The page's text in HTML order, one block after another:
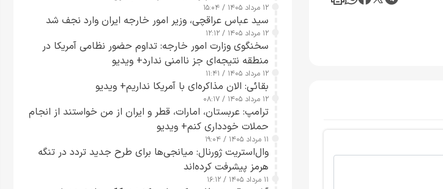
۱۲ مرداد ۱۴۰۵ / ۱۵:۰۴
سید عباس عراقچی، وزیر امور خارجه ایران وارد نجف شد
۱۲ مرداد ۱۴۰۵ / ۱۲:۱۲
سخنگوی وزارت امور خارجه: تداوم حضور نظامی آمریکا در
منطقه نتیجه‌ای جز ناامنی ندارد+ ویدیو
۱۲ مرداد ۱۴۰۵ / ۱۱:۴۱
بقائی: الان مذاکره‌ای با آمریکا نداریم+ ویدیو
۱۲ مرداد ۱۴۰۵ / ۰۸:۱۷
ترامپ: عربستان، امارات، قطر و ایران از من خواستند از انجام
حملات خودداری کنم+ ویدیو
۱۱ مرداد ۱۴۰۵ / ۱۹:۰۴
وال‌استریت ژورنال: میانجی‌ها برای طرح جدید تردد در تنگه
هرمز پیشرفت کرده‌اند
۱۱ مرداد ۱۴۰۵ / ۱۶:۱۲